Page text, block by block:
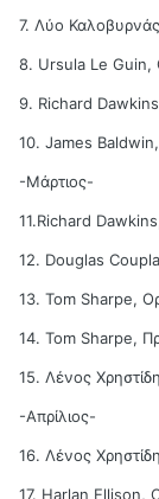
7. Λύο
8. Ursula Le
9. Richard
10. James
-Μάρτιος-
11.Richard
12. Douglas
13. Tom Sharpe,
14. Tom Sharpe,
15. Λένος
-Απρίλιος-
16. Λένος
17. Harlan Ellison,